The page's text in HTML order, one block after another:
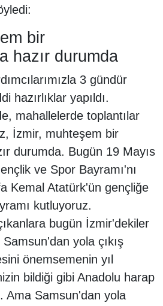
bir
hazır durumda
3 gündür
hazırlıklar yapıldı.
mahallelerde toplantılar
İzmir, muhteşem bir
durumda. Bugün 19 Mayıs
ve Spor Bayramı'nı
Kemal Atatürk'ün gençliğe
kutluyoruz.
bugün İzmir'dekiler
yola çıkış
önemsemenin yıl
bildiği gibi Anadolu harap
Ama Samsun'dan yola